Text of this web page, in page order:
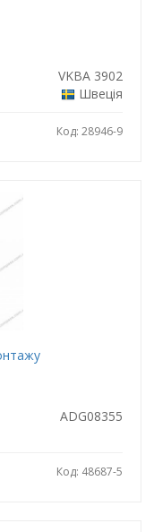
VKBA 3902
Швеція
Код: 28946-9
ADG08355
Код: 48687-5